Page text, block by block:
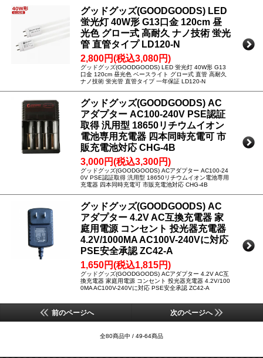
グッドグッズ(GOODGOODS) LED
蛍光灯 40W形 G13口金 120cm 昼
光色 グロー式 高耐久 ナノ技術 蛍光
管 直管タイプ LD120-N
2,800円(税込3,080円)
グッドグッズ(GOODGOODS) LED 蛍光灯 40W形 G13
口金 120cm 昼光色 ベースライト グロー式 直管 高耐久
ナノ技術 蛍光管 直管タイプ 一年保証 LD120-N
グッドグッズ(GOODGOODS) AC
アダプター AC100-240V PSE認証
取得 汎用型 18650リチウムイオン
電池専用充電器 四本同時充電可 市
販充電池対応 CHG-4B
3,000円(税込3,300円)
グッドグッズ(GOODGOODS) ACアダプター AC100-24
0V PSE認証取得 汎用型 18650リチウムイオン電池専用
充電器 四本同時充電可 市販充電池対応 CHG-4B
グッドグッズ(GOODGOODS) AC
アダプター 4.2V AC互換充電器 家
庭用電源 コンセント 投光器充電器
4.2V/1000MA AC100V-240Vに対応
PSE安全承認 ZC42-A
1,650円(税込1,815円)
グッドグッズ(GOODGOODS) ACアダプター 4.2V AC互
換充電器 家庭用電源 コンセント 投光器充電器 4.2V/100
0MA AC100V-240Vに対応 PSE安全承認 ZC42-A
前のページへ 次のページへ
全80商品中 / 49-64商品